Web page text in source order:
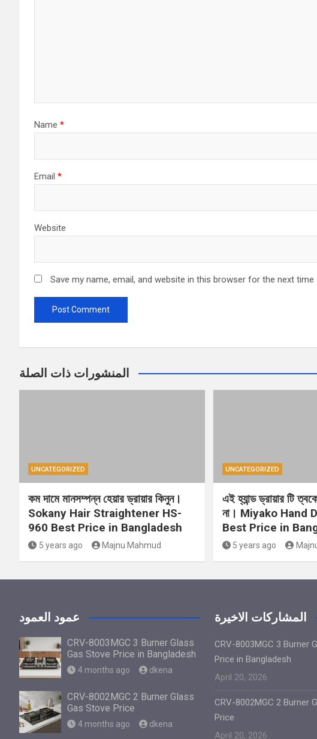
Name *
Email *
Website
Save my name, email, and website in this browser for the next
المنشورات ذات الصلة
UNCATEGORIZED
কম দামে মানসম্পন্ন হেয়ার ড্রায়ার কিনুন।
Sokany Hair Straightener HS-
960 Best Price in Bangladesh
5 years ago Majnu Mahmud
UNCATEGORIZED
এই হ্যান্ড ড্রায়ার টি
না। Miyako Hand
Best Price in
5 years ago
عمود العمود
CRV-8003MGC 3 Burner Glass
Gas Stove Price in Bangladesh
4 months ago dkena
CRV-8002MGC 2 Burner Glass
Gas Stove Price
4 months ago dkena
المشاركات الاخيرة
CRV-8003MGC 3 Burner
Price in Bangladesh
April 20, 2026
CRV-8002MGC 2 Burner
Price
April 20, 2026